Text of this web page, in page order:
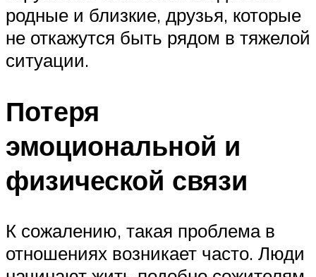
родные и близкие, друзья, которые
не откажутся быть рядом в тяжелой
ситуации.
Потеря
эмоциональной и
физической связи
К сожалению, такая проблема в
отношениях возникает часто. Люди